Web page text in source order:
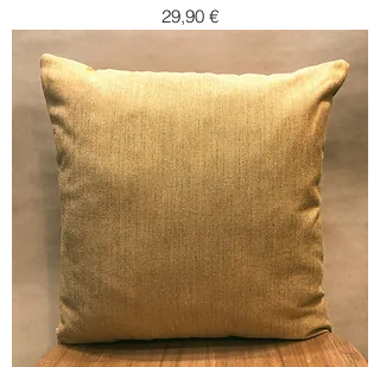
Prix
29,90 €